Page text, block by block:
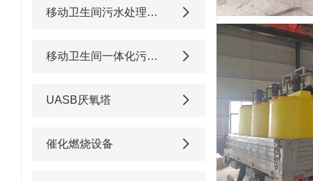
移动卫生间污水处理设备
移动卫生间一体化污水处理设备
UASB厌氧塔
催化燃烧设备